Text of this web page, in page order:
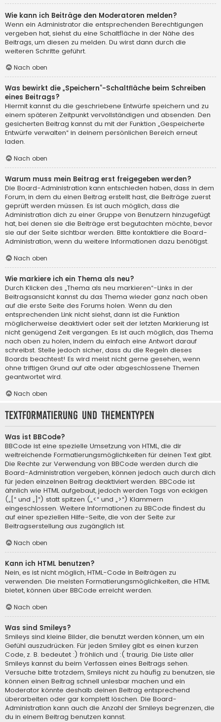
Wie kann ich Beiträge den Moderatoren melden?
Wenn ein Administrator die entsprechenden Berechtigungen
vergeben hat, siehst du eine Schaltfläche in der Nähe des
Beitrags, um diesen zu melden. Du wirst dann durch die
weiteren Schritte geführt.
Nach oben
Was bewirkt die „Speichern“-Schaltfläche beim Schreiben
eines Beitrags?
Hiermit kannst du die geschriebene Entwürfe speichern und zu
einem späteren Zeitpunkt vervollständigen und absenden. Den
gesicherten Beitrag kannst du mit der Funktion „Gespeicherte
Entwürfe verwalten“ in deinem persönlichen Bereich erneut
laden.
Nach oben
Warum muss mein Beitrag erst freigegeben werden?
Die Board-Administration kann entschieden haben, dass in dem
Forum, in dem du einen Beitrag erstellt hast, die Beiträge zuerst
geprüft werden müssen. Es ist auch möglich, dass die
Administration dich zu einer Gruppe von Benutzern hinzugefügt
hat, bei denen sie die Beiträge erst begutachten möchte, bevor
sie auf der Seite sichtbar werden. Bitte kontaktiere die Board-
Administration, wenn du weitere Informationen dazu benötigst.
Nach oben
Wie markiere ich ein Thema als neu?
Durch Klicken des „Thema als neu markieren“-Links in der
Beitragsansicht kannst du das Thema wieder ganz nach oben
auf die erste Seite des Forums holen. Wenn du den
entsprechenden Link nicht siehst, dann ist die Funktion
möglicherweise deaktiviert oder seit der letzten Markierung ist
nicht genügend Zeit vergangen. Es ist auch möglich, das Thema
nach oben zu holen, indem du einfach eine Antwort darauf
schreibst. Stelle jedoch sicher, dass du die Regeln dieses
Boards beachtest! Es wird meist nicht gerne gesehen, wenn
ohne triftigen Grund auf alte oder abgeschlossene Themen
geantwortet wird.
Nach oben
Textformatierung und Thementypen
Was ist BBCode?
BBCode ist eine spezielle Umsetzung von HTML, die dir
weitreichende Formatierungsmöglichkeiten für deinen Text gibt.
Die Rechte zur Verwendung von BBCode werden durch die
Board-Administration vergeben, können jedoch auch durch dich
für jeden einzelnen Beitrag deaktiviert werden. BBCode ist
ähnlich wie HTML aufgebaut, jedoch werden Tags von eckigen
(„[“ und „]“) statt spitzen („<“ und „>“) Klammern
eingeschlossen. Weitere Informationen zu BBCode findest du
auf einer speziellen Hilfe-Seite, die von der Seite zur
Beitragserstellung aus zugänglich ist.
Nach oben
Kann ich HTML benutzen?
Nein, es ist nicht möglich, HTML-Code in Beiträgen zu
verwenden. Die meisten Formatierungsmöglichkeiten, die HTML
bietet, können über BBCode erreicht werden.
Nach oben
Was sind Smileys?
Smileys sind kleine Bilder, die benutzt werden können, um ein
Gefühl auszudrücken. Für jeden Smiley gibt es einen kurzen
Code, z. B. bedeutet :) fröhlich und :( traurig. Die Liste aller
Smileys kannst du beim Verfassen eines Beitrags sehen.
Versuche bitte trotzdem, Smileys nicht zu häufig zu benutzen, sie
können einen Beitrag schnell unlesbar machen und ein
Moderator könnte deshalb deinen Beitrag entsprechend
überarbeiten oder gar komplett löschen. Die Board-
Administration kann auch die Anzahl der Smileys begrenzen, die
du in einem Beitrag benutzen kannst.